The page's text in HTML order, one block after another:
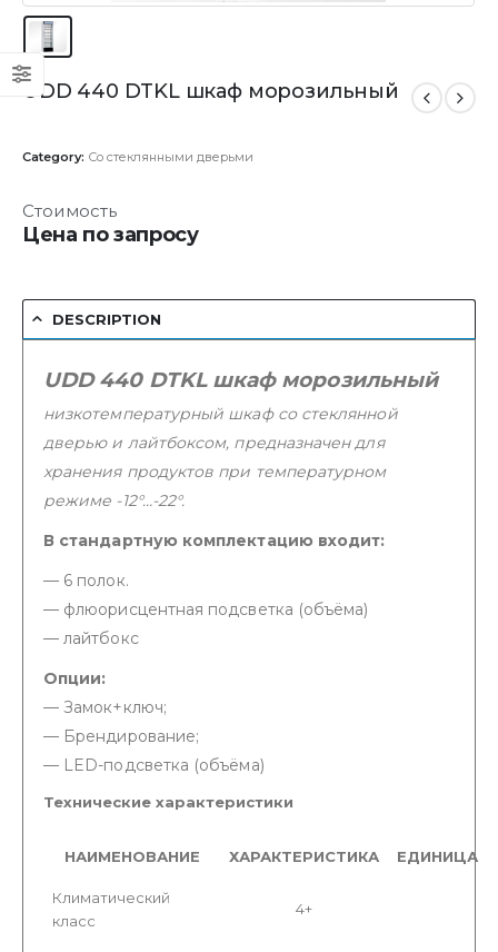
UDD 440 DTKL шкаф морозильный
Category: Со стеклянными дверьми
Стоимость
Цена по запросу
DESCRIPTION
UDD 440 DTKL шкаф морозильный
низкотемпературный шкаф со стеклянной
дверью и лайтбоксом, предназначен для
хранения продуктов при температурном
режиме -12°…-22°.
В стандартную комплектацию входит:
— 6 полок.
— флюорисцентная подсветка (объёма)
— лайтбокс
Опции:
— Замок+ключ;
— Брендирование;
— LED-подсветка (объёма)
Технические характеристики
НАИМЕНОВАНИЕ ХАРАКТЕРИСТИКА ЕДИНИЦА
Климатический
класс
4+